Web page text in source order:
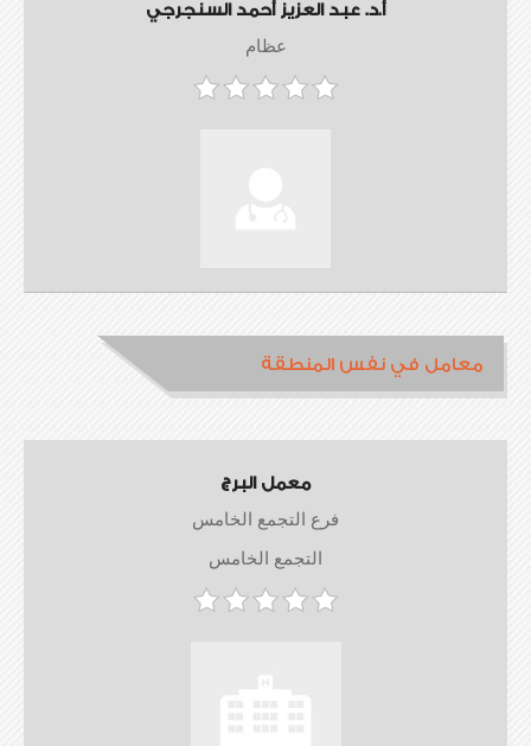
أ.د. عبد العزيز أحمد السنجرجي
عظام
معامل في نفس المنطقة
معمل البرج
فرع التجمع الخامس
التجمع الخامس